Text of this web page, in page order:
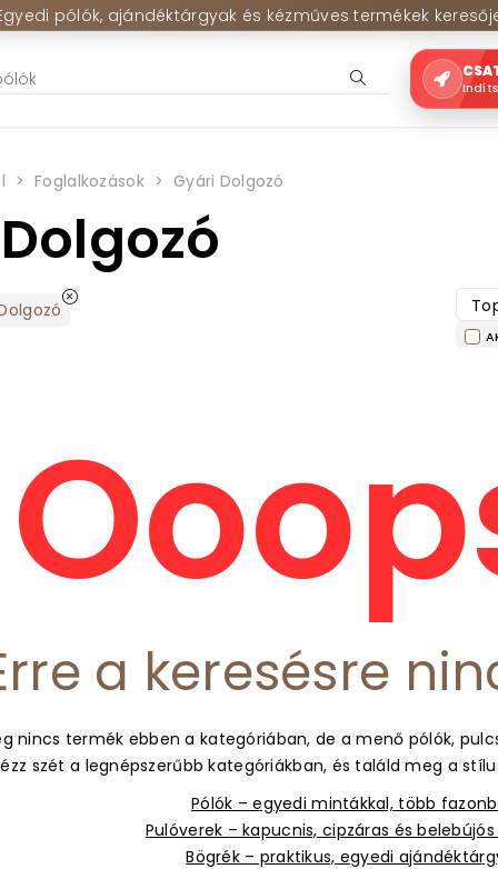
pólók, ajándéktárgyak és kézműves termékek
Foglalkozások Gyári Dolgozó
a keresésre
nincs termék ebben a kategóriában, de a menő pólók,
szét a legnépszerűbb kategóriákban, és találd meg a
Pólók – egyedi mintákkal, több
Pulóverek – kapucnis, cipzáras és
Bögrék – praktikus, egyedi